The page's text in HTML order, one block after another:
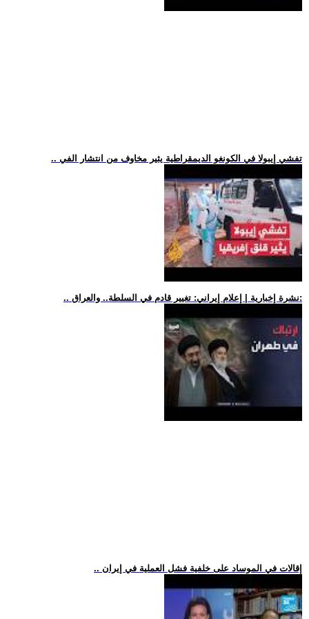
.. تفشي إيبولا في الكونغو الديمقراطية يثير مخاوف من انتشار الفي
.. نشرة إخبارية | إعلام إيراني: تغيير قادم في السلطة.. والعراق:
.. إقالات في الموساد على خلفية فشل العملية في إيران